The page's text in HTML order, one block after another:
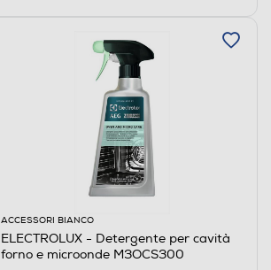
ACCESSORI BIANCO
ELECTROLUX - Detergente per cavità
forno e microonde M3OCS300